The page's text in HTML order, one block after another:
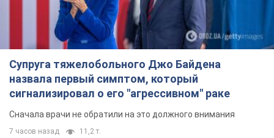
Супруга тяжелобольного Джо Байдена
назвала первый симптом, который
сигнализировал о его "агрессивном" раке
Сначала врачи не обратили на это должного внимания
7 часов назад 11,2 т.